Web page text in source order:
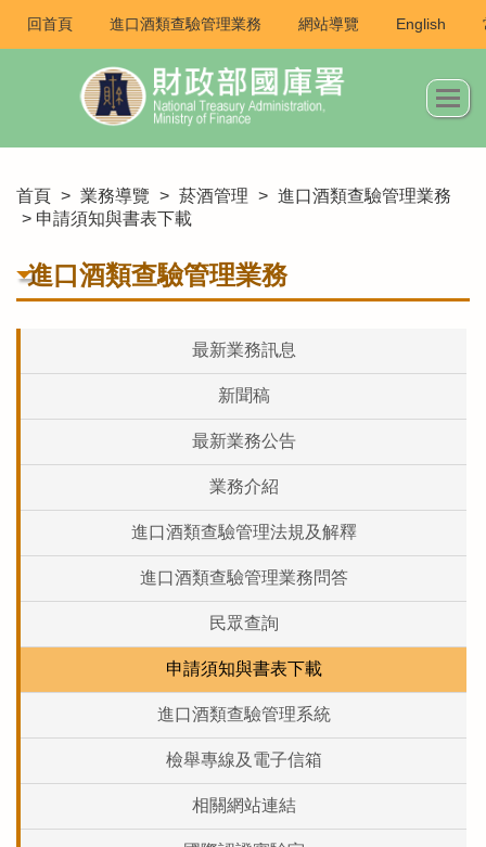
回首頁 進口酒類查驗管理業務 網站導覽 English
首頁 > 業務導覽 > 菸酒管理 > 進口酒類查驗管理業務
> 申請須知與書表下載
進口酒類查驗管理業務
最新業務訊息
新聞稿
最新業務公告
業務介紹
進口酒類查驗管理法規及解釋
進口酒類查驗管理業務問答
民眾查詢
申請須知與書表下載
進口酒類查驗管理系統
檢舉專線及電子信箱
相關網站連結